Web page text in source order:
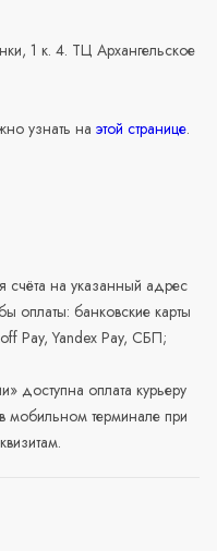
1 к. 4. ТЦ Архангельское
узнать на этой странице.
счёта на указанный адрес
оплаты: банковские карты
Pay, Yandex Pay, СБП;
доступна оплата курьеру
мобильном терминале при